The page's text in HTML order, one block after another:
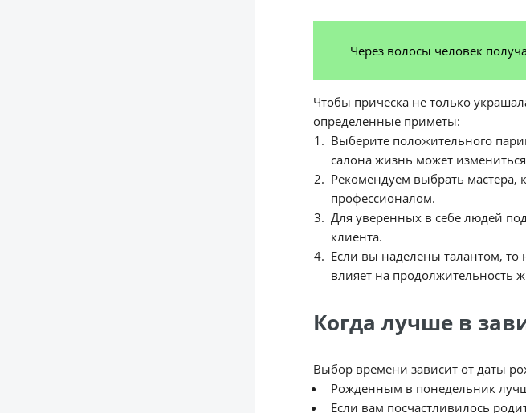
Через волосы человек
Чтобы прическа не только
определенные приметы:
Выберите положительного
салона жизнь может
Рекомендуем выбрать
профессионалом.
Для уверенных в себе людей
клиента.
Если вы наделены талантом, то
влияет на продолжительность
Когда лучше в
Выбор времени зависит от даты
Рожденным в понедельник
Если вам посчастливилось